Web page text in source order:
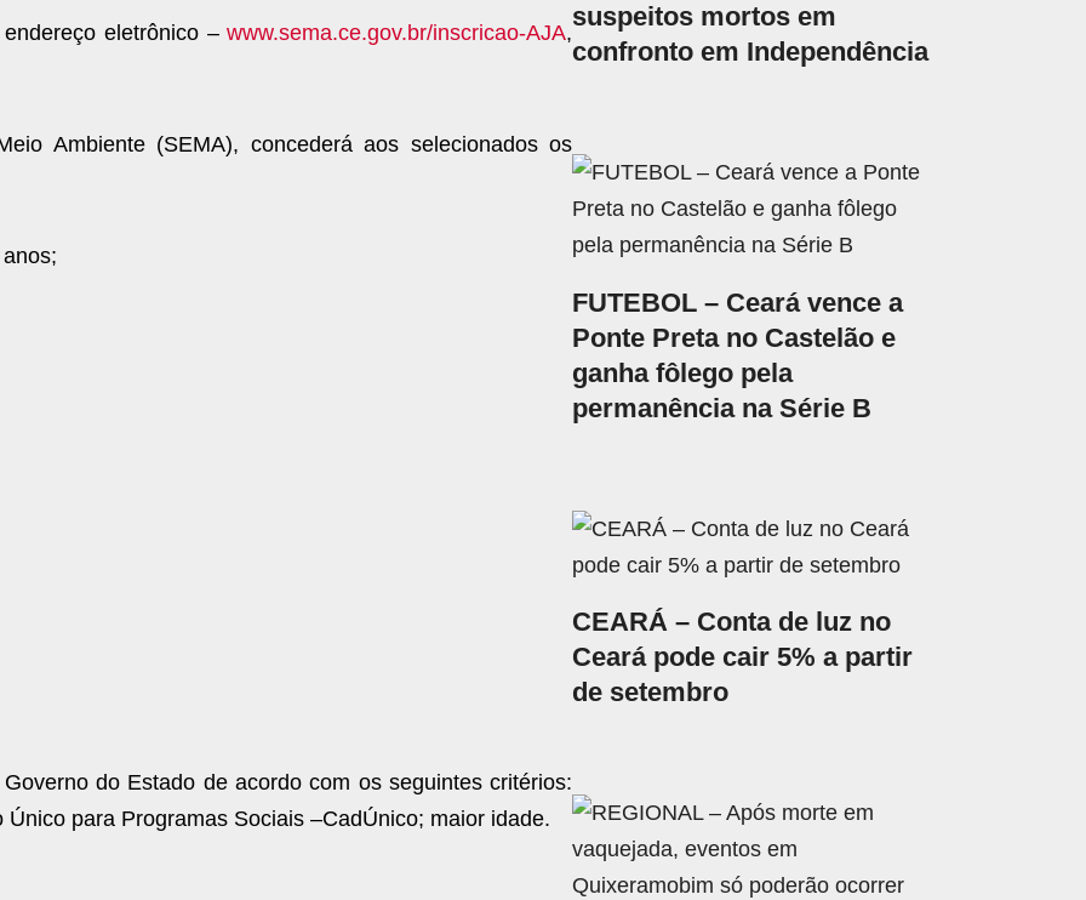
endereço eletrônico –www.sema.ce.gov.br/inscricao-AJA,
Ambiente (SEMA), concederá aos selecionados os
do Estado de acordo com os seguintes critérios:
para Programas Sociais –CadÚnico; maior idade.
suspeitos mortos em
confronto em Independência
FUTEBOL – Ceará vence a
Ponte Preta no Castelão e
ganha fôlego pela
permanência na Série B
CEARÁ – Conta de luz no
Ceará pode cair 5% a partir
de setembro